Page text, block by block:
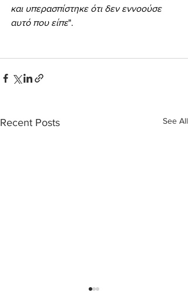
και υπερασπίστηκε ότι δεν εννοούσε
αυτό που είπε".
Recent Posts See All